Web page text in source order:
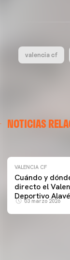
valencia cf
NOTICIAS
VALENCIA CF
Cuándo y
directo el
Deportivo
03 marzo 2026